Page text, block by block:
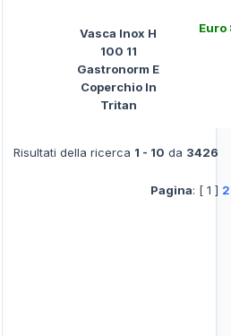
Vasca Inox H
100 11
Gastronorm E
Coperchio In
Tritan
Risultati della ricerca 1 - 10 da 3426
Pagina: [ 1 ] 2